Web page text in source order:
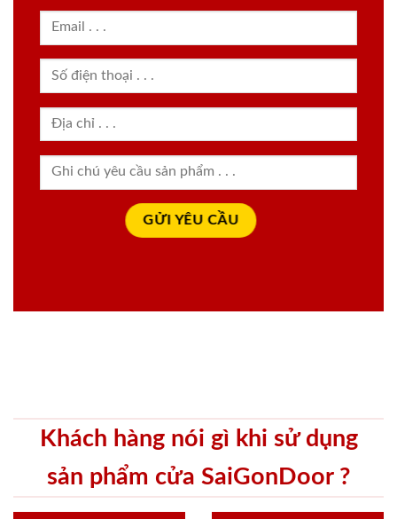
Khách hàng nói gì khi sử dụng
sản phẩm cửa SaiGonDoor ?